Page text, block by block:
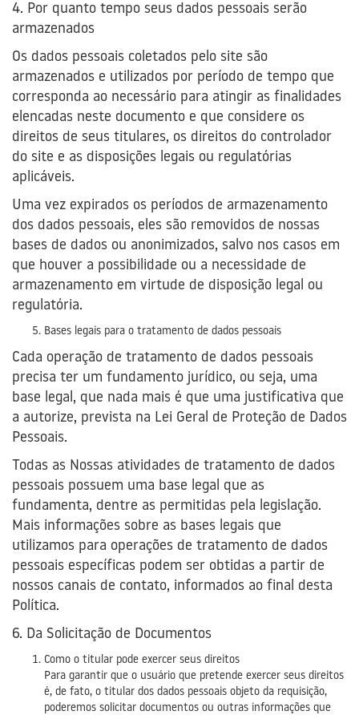
4. Por quanto tempo seus dados pessoais serão
armazenados
Os dados pessoais coletados pelo site são
armazenados e utilizados por período de tempo que
corresponda ao necessário para atingir as finalidades
elencadas neste documento e que considere os
direitos de seus titulares, os direitos do controlador
do site e as disposições legais ou regulatórias
aplicáveis.
Uma vez expirados os períodos de armazenamento
dos dados pessoais, eles são removidos de nossas
bases de dados ou anonimizados, salvo nos casos em
que houver a possibilidade ou a necessidade de
armazenamento em virtude de disposição legal ou
regulatória.
Bases legais para o tratamento de dados pessoais
Cada operação de tratamento de dados pessoais
precisa ter um fundamento jurídico, ou seja, uma
base legal, que nada mais é que uma justificativa que
a autorize, prevista na Lei Geral de Proteção de Dados
Pessoais.
Todas as Nossas atividades de tratamento de dados
pessoais possuem uma base legal que as
fundamenta, dentre as permitidas pela legislação.
Mais informações sobre as bases legais que
utilizamos para operações de tratamento de dados
pessoais específicas podem ser obtidas a partir de
nossos canais de contato, informados ao final desta
Política.
6. Da Solicitação de Documentos
Como o titular pode exercer seus direitos
Para garantir que o usuário que pretende exercer seus direitos
é, de fato, o titular dos dados pessoais objeto da requisição,
poderemos solicitar documentos ou outras informações que